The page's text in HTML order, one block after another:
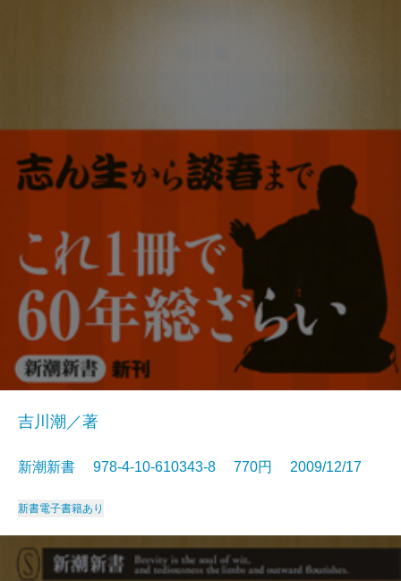
吉川潮／著
新潮新書 978-4-10-610343-8 770円 2009/12/17
新書電子書籍あり